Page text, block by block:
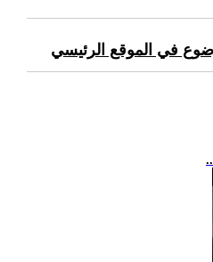
في الموقع الرئيسي